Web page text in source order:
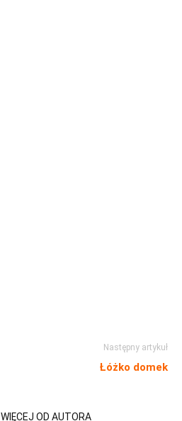
Następny artykuł
Łóżko domek
WIĘCEJ OD AUTORA